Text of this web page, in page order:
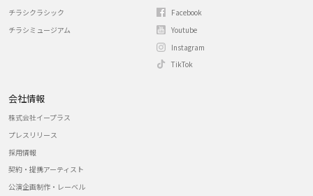
チラシクラシック
チラシミュージアム
Facebook
Youtube
Instagram
TikTok
会社情報
株式会社イープラス
プレスリリース
採用情報
契約・提携アーティスト
公演企画制作・レーベル